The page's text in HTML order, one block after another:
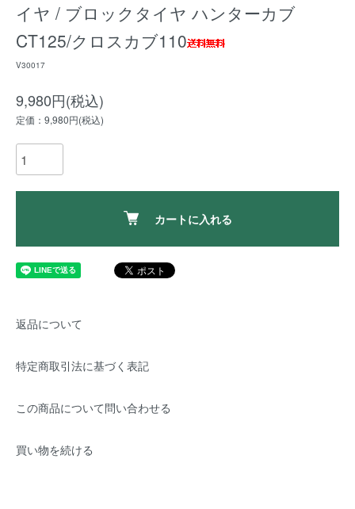
イヤ / ブロックタイヤ ハンターカブ
CT125/クロスカブ110
V30017
9,980円(税込)
定価：9,980円(税込)
カートに入れる
返品について
特定商取引法に基づく表記
この商品について問い合わせる
買い物を続ける